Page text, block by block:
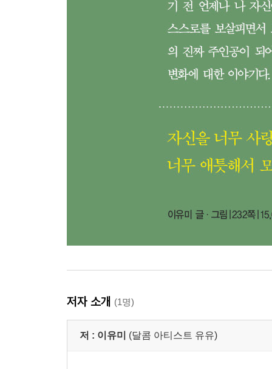
저자 소개 (1명)
저 : 이유미 (달콤 아티스트 유유)